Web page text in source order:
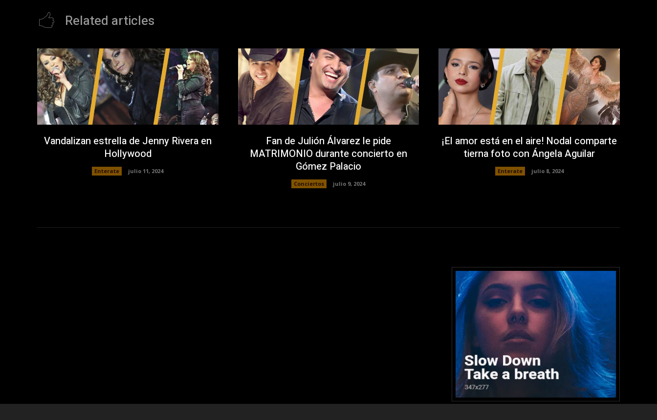
Related articles
Vandalizan estrella de Jenny Rivera en
Hollywood
Enterate julio 11, 2024
Fan de Julión Álvarez le pide
MATRIMONIO durante concierto en
Gómez Palacio
Conciertos julio 9, 2024
¡El amor está en el aire! Nodal comparte
tierna foto con Ángela Aguilar
Enterate julio 8, 2024